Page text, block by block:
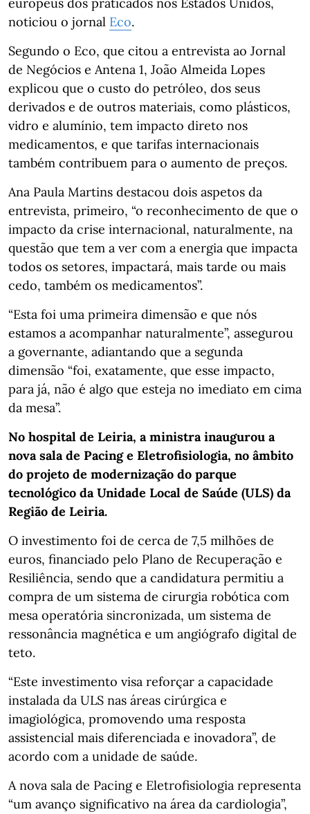
noticiou o jornal Eco.
Segundo o Eco, que citou a entrevista ao Jornal
de Negócios e Antena 1, João Almeida Lopes
explicou que o custo do petróleo, dos seus
derivados e de outros materiais, como plásticos,
vidro e alumínio, tem impacto direto nos
medicamentos, e que tarifas internacionais
também contribuem para o aumento de preços.
Ana Paula Martins destacou dois aspetos da
entrevista, primeiro, “o reconhecimento de que o
impacto da crise internacional, naturalmente, na
questão que tem a ver com a energia que impacta
todos os setores, impactará, mais tarde ou mais
cedo, também os medicamentos”.
“Esta foi uma primeira dimensão e que nós
estamos a acompanhar naturalmente”, assegurou
a governante, adiantando que a segunda
dimensão “foi, exatamente, que esse impacto,
para já, não é algo que esteja no imediato em cima
da mesa”.
No hospital de Leiria, a ministra inaugurou a
nova sala de Pacing e Eletrofisiologia, no âmbito
do projeto de modernização do parque
tecnológico da Unidade Local de Saúde (ULS) da
Região de Leiria.
O investimento foi de cerca de 7,5 milhões de
euros, financiado pelo Plano de Recuperação e
Resiliência, sendo que a candidatura permitiu a
compra de um sistema de cirurgia robótica com
mesa operatória sincronizada, um sistema de
ressonância magnética e um angiógrafo digital de
teto.
“Este investimento visa reforçar a capacidade
instalada da ULS nas áreas cirúrgica e
imagiológica, promovendo uma resposta
assistencial mais diferenciada e inovadora”, de
acordo com a unidade de saúde.
A nova sala de Pacing e Eletrofisiologia representa
“um avanço significativo na área da cardiologia”,